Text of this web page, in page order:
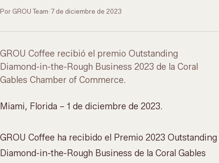
Por GROU Team·7 de diciembre de 2023
GROU Coffee recibió el premio Outstanding
Diamond-in-the-Rough Business 2023 de la Coral
Gables Chamber of Commerce.
Miami, Florida – 1 de diciembre de 2023.
GROU Coffee ha recibido el Premio 2023 Outstanding
Diamond-in-the-Rough Business de la Coral Gables